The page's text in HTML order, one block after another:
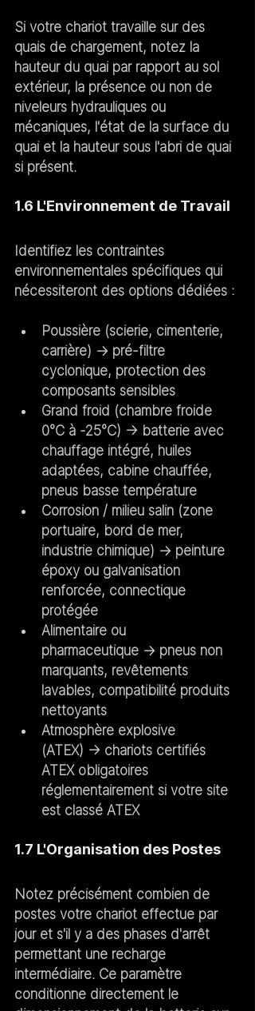
Si votre chariot travaille sur des
quais de chargement, notez la
hauteur du quai par rapport au sol
extérieur, la présence ou non de
niveleurs hydrauliques ou
mécaniques, l'état de la surface du
quai et la hauteur sous l'abri de quai
si présent.
1.6 L'Environnement de Travail
Identifiez les contraintes
environnementales spécifiques qui
nécessiteront des options dédiées :
Poussière (scierie, cimenterie,
carrière) → pré-filtre
cyclonique, protection des
composants sensibles
Grand froid (chambre froide
0°C à -25°C) → batterie avec
chauffage intégré, huiles
adaptées, cabine chauffée,
pneus basse température
Corrosion / milieu salin (zone
portuaire, bord de mer,
industrie chimique) → peinture
époxy ou galvanisation
renforcée, connectique
protégée
Alimentaire ou
pharmaceutique → pneus non
marquants, revêtements
lavables, compatibilité produits
nettoyants
Atmosphère explosive
(ATEX) → chariots certifiés
ATEX obligatoires
réglementairement si votre site
est classé ATEX
1.7 L'Organisation des Postes
Notez précisément combien de
postes votre chariot effectue par
jour et s'il y a des phases d'arrêt
permettant une recharge
intermédiaire. Ce paramètre
conditionne directement le